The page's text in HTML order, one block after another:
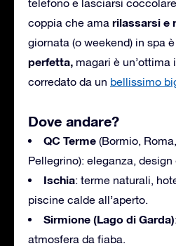
telefono e lasciarsi
coppia che ama rilassarsi e
giornata (o weekend) in spa
perfetta, magari è un’ottima
corredato da un bellissimo
Dove andare?
QC Terme (Bormio,
Pellegrino): eleganza,
Ischia: terme naturali,
piscine calde all’aperto.
Sirmione (Lago di Garda)
atmosfera da fiaba.